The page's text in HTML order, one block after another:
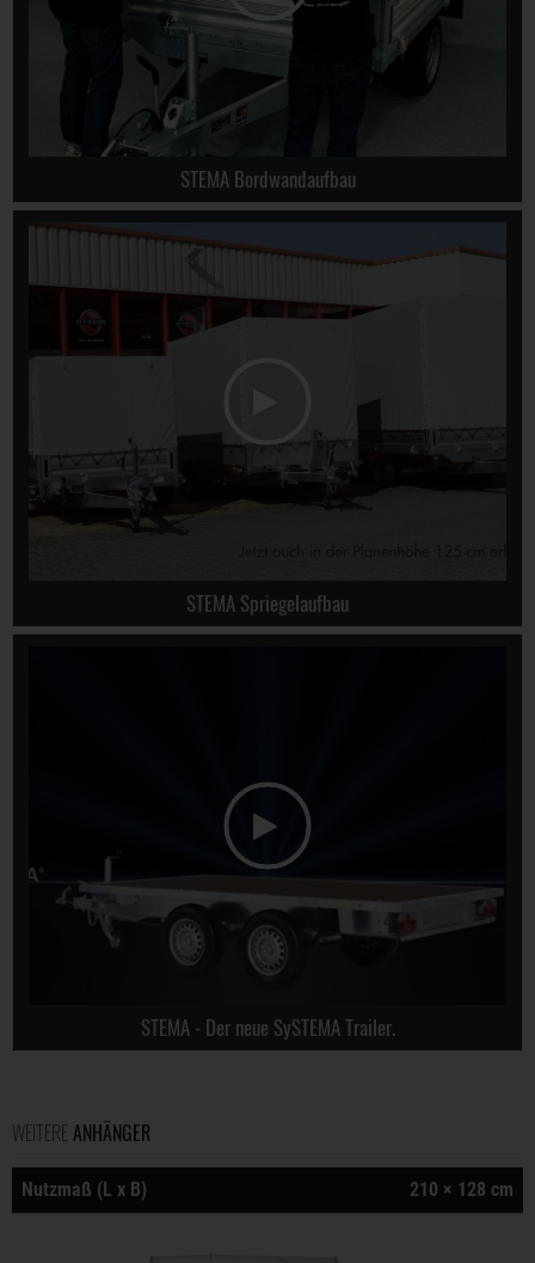
STEMA Bordwandaufbau
STEMA Spriegelaufbau
STEMA - Der neue SySTEMA Trailer.
WEITERE ANHÄNGER
Nutzmaß (L x B) 210 × 128 cm